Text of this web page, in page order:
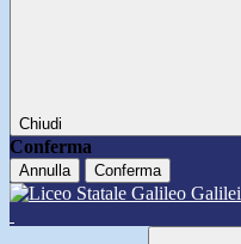
Chiudi
Conferma
Annulla Conferma